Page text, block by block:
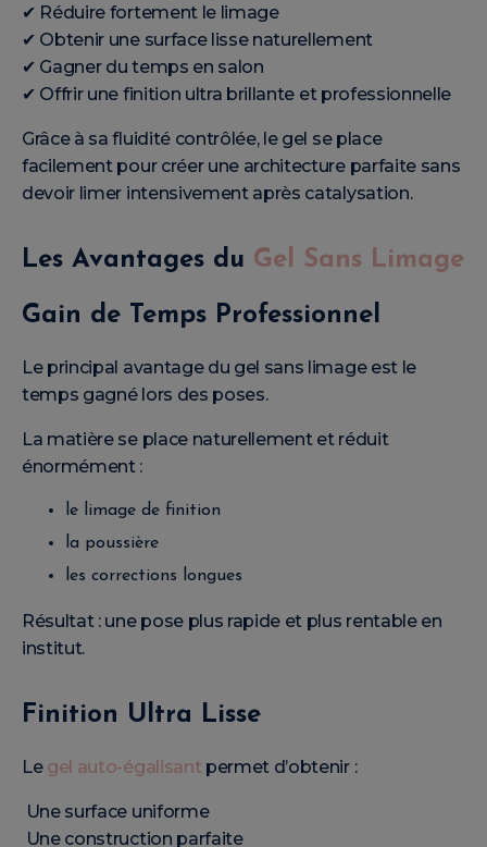
✔ Réduire fortement le limage
✔ Obtenir une surface lisse naturellement
✔ Gagner du temps en salon
✔ Offrir une finition ultra brillante et professionnelle
Grâce à sa fluidité contrôlée, le gel se place
facilement pour créer une architecture parfaite sans
devoir limer intensivement après catalysation.
Les Avantages du Gel Sans Limage
Gain de Temps Professionnel
Le principal avantage du gel sans limage est le
temps gagné lors des poses.
La matière se place naturellement et réduit
énormément :
le limage de finition
la poussière
les corrections longues
Résultat : une pose plus rapide et plus rentable en
institut.
Finition Ultra Lisse
Le gel auto-égalisant permet d’obtenir :
Une surface uniforme
Une construction parfaite